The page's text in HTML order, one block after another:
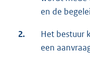
en de
2.
Het bestuur
een